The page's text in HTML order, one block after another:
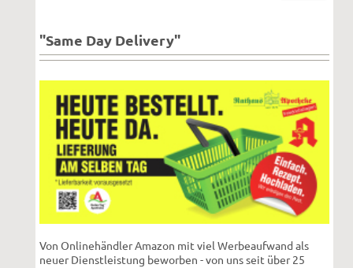
"Same Day Delivery"
Von Onlinehändler Amazon mit viel Werbeaufwand als
neuer Dienstleistung beworben - von uns seit über 25